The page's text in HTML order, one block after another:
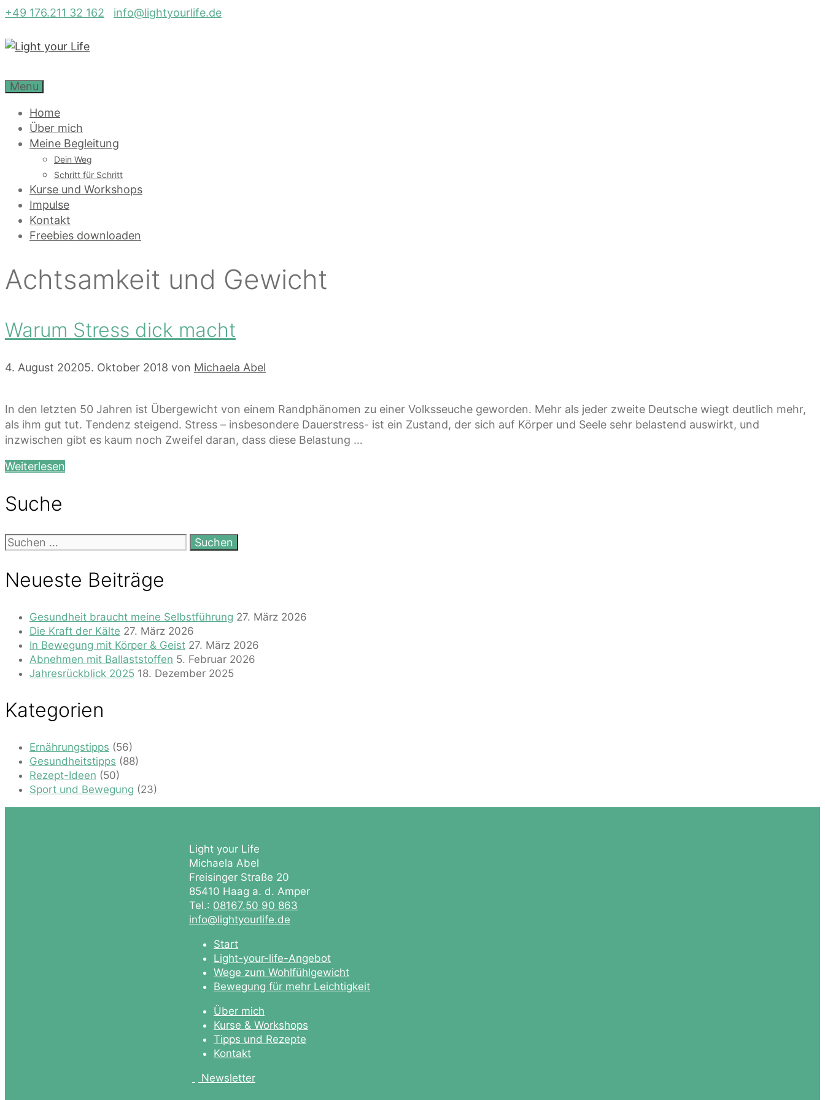
Zum
springen
+49 176.211 32 162 info@lightyourlife.de
Menu
Home
Über mich
Meine Begleitung
Dein Weg
Schritt für Schritt
Kurse und Workshops
Impulse
Kontakt
Freebies downloaden
Achtsamkeit und Gewicht
Warum Stress dick macht
4. August 20205. Oktober 2018 von Michaela Abel
In den letzten 50 Jahren ist Übergewicht von einem Randphänomen zu einer Volksseuche geworden. Mehr als jeder zweite Deutsche wiegt deutlich mehr,
als ihm gut tut. Tendenz steigend. Stress – insbesondere Dauerstress- ist ein Zustand, der sich auf Körper und Seele sehr belastend auswirkt, und
inzwischen gibt es kaum noch Zweifel daran, dass diese Belastung …
Weiterlesen
Suche
Suchen
nach:
Neueste Beiträge
Gesundheit braucht meine Selbstführung 27. März 2026
Die Kraft der Kälte 27. März 2026
In Bewegung mit Körper & Geist 27. März 2026
Abnehmen mit Ballaststoffen 5. Februar 2026
Jahresrückblick 2025 18. Dezember 2025
Kategorien
Ernährungstipps (56)
Gesundheitstipps (88)
Rezept-Ideen (50)
Sport und Bewegung (23)
Light your Life
Michaela Abel
Freisinger Straße 20
85410 Haag a. d. Amper
Tel.: 08167.50 90 863
info@lightyourlife.de
Start
Light-your-life-Angebot
Wege zum Wohlfühlgewicht
Bewegung für mehr Leichtigkeit
Über mich
Kurse & Workshops
Tipps und Rezepte
Kontakt
Newsletter